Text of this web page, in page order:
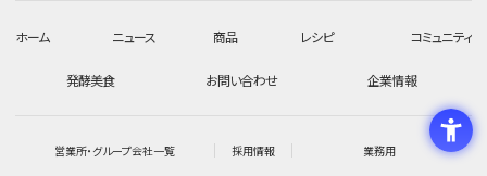
ホーム ニュース 商品 レシピ コミュニティ
発酵美食 お問い合わせ 企業情報
営業所・グループ会社一覧 採用情報 業務用